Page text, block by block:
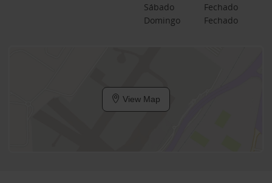
Sábado
Fechado
Domingo
Fechado
View Map